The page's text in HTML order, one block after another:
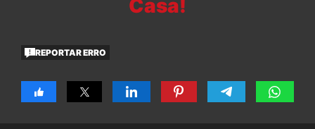
Casa!
REPORTAR ERRO